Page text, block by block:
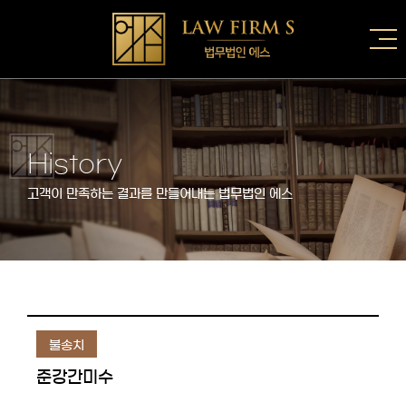
History
고객이 만족하는 결과를 만들어내는 법무법인 에스
불송치
준강간미수